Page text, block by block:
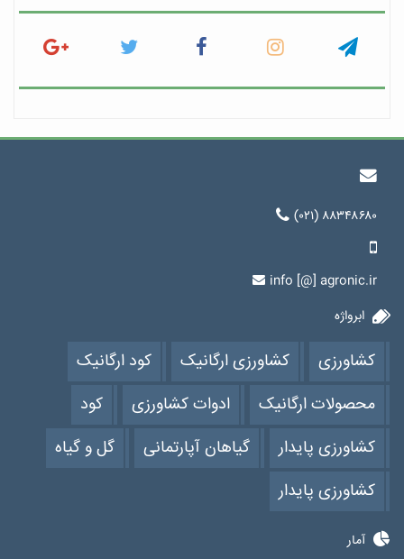
(۰۲۱) ۸۸۳۴۸۶۸۰
info [@] agronic.ir
ابرواژه
کشاورزی کشاورزی ارگانیک
کود ارگانیک
محصولات ارگانیک
ادوات کشاورزی
کود
کشاورزی پایدار
گیاهان آپارتمانی
گل و گیاه
کشاورزی پایدار
آمار